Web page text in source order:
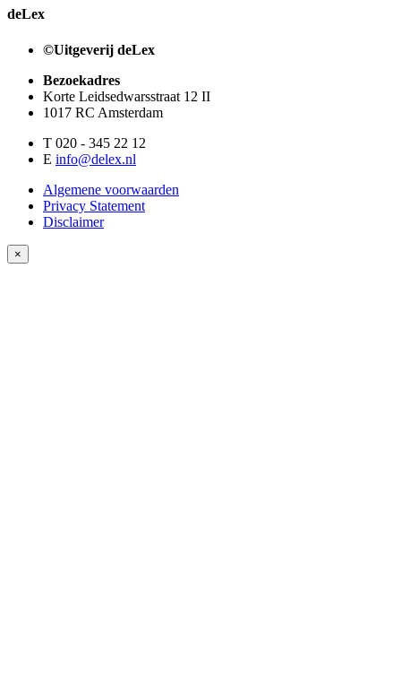
deLex
©Uitgeverij deLex
Bezoekadres
Korte Leidsedwarsstraat 12 II
1017 RC Amsterdam
T 020 - 345 22 12
E info@delex.nl
Algemene voorwaarden
Privacy Statement
Disclaimer
×